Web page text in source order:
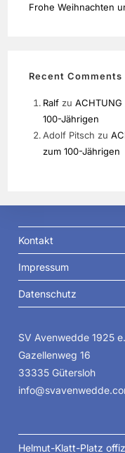
Frohe Weihnachten
Recent Comments
Ralf zu
100-Jährigen
Adolf Pitsch zu
zum 100-Jährigen
Kontakt
Impressum
Datenschutz
SV Avenwedde 1925
Gazellenweg 16
33335 Gütersloh
Helmut-Klatt-Platz